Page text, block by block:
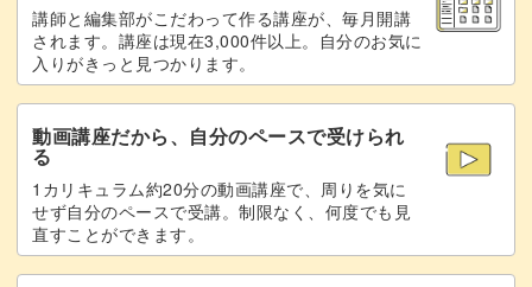
講師と編集部がこだわって作る講座が、毎月開講
されます。講座は現在3,000件以上。自分のお気に
入りがきっと見つかります。
動画講座だから、自分のペースで受けられ
る
1カリキュラム約20分の動画講座で、周りを気に
せず自分のペースで受講。制限なく、何度でも見
直すことができます。